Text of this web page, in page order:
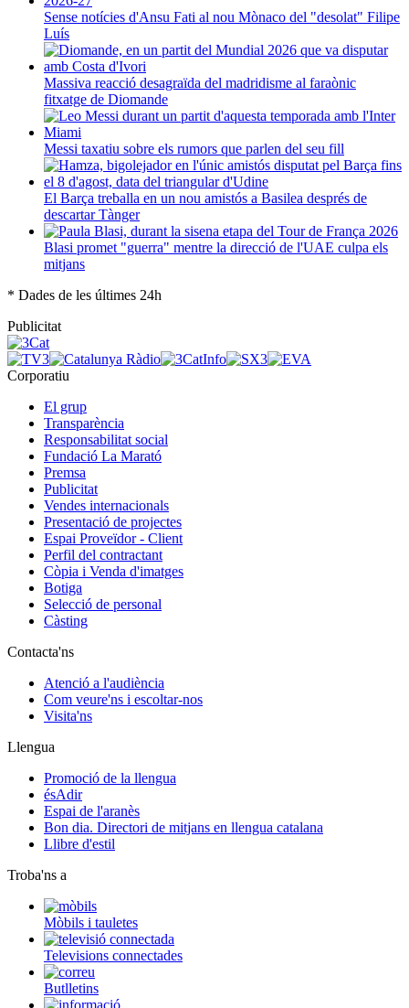
Sense notícies d'Ansu Fati al nou Mònaco del "desolat" Filipe
Luís
Massiva reacció desagraïda del madridisme al faraònic
fitxatge de Diomande
Messi taxatiu sobre els rumors que parlen del seu fill
El Barça treballa en un nou amistós a Basilea després de
descartar Tànger
Blasi promet "guerra" mentre la direcció de l'UAE culpa els
mitjans
* Dades de les últimes 24h
Publicitat
Corporatiu
El grup
Transparència
Responsabilitat social
Fundació La Marató
Premsa
Publicitat
Vendes internacionals
Presentació de projectes
Espai Proveïdor - Client
Perfil del contractant
Còpia i Venda d'imatges
Botiga
Selecció de personal
Càsting
Contacta'ns
Atenció a l'audiència
Com veure'ns i escoltar-nos
Visita'ns
Llengua
Promoció de la llengua
ésAdir
Espai de l'aranès
Bon dia. Directori de mitjans en llengua catalana
Llibre d'estil
Troba'ns a
Mòbils i tauletes
Televisions connectades
Butlletins